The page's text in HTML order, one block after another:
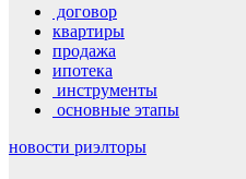
договор
квартиры
продажа
ипотека
инструменты
основные этапы
новости риэлторы